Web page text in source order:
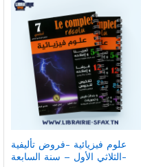
علوم فيزيائية -فروض تأليفية
-الثلاثي الأول – سنة السابعة